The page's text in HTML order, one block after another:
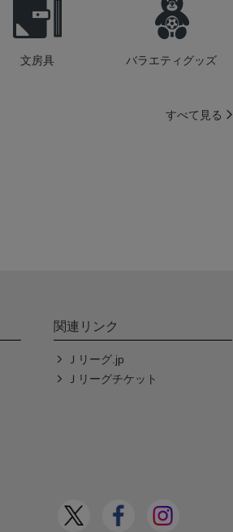
文房具 バラエティグッズ
すべて見る
関連リンク
Ｊリーグ.jp
Ｊリーグチケット